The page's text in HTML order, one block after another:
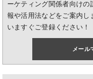
ーケティング関係者向け
報や活用法などをご案内し
いますぐご登録ください！
メール